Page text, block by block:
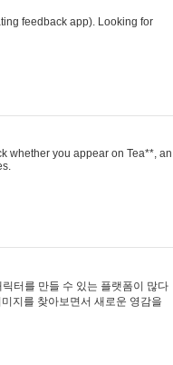
feedback app). Looking for
whether you appear on Tea**, an
터를 만들 수 있는 플랫폼이 많다
지를 찾아보면서 새로운 영감을